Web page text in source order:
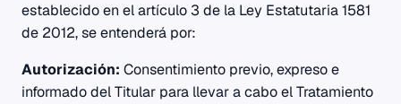
establecido en el artículo 3 de la Ley Estatutaria 1581
de 2012, se entenderá por:
Autorización: Consentimiento previo, expreso e
informado del Titular para llevar a cabo el Tratamiento